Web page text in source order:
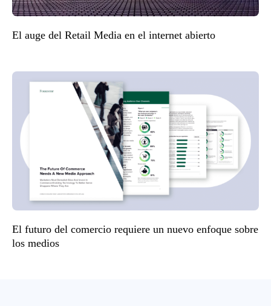
El auge del Retail Media en el internet abierto
El futuro del comercio requiere un nuevo enfoque sobre
los medios